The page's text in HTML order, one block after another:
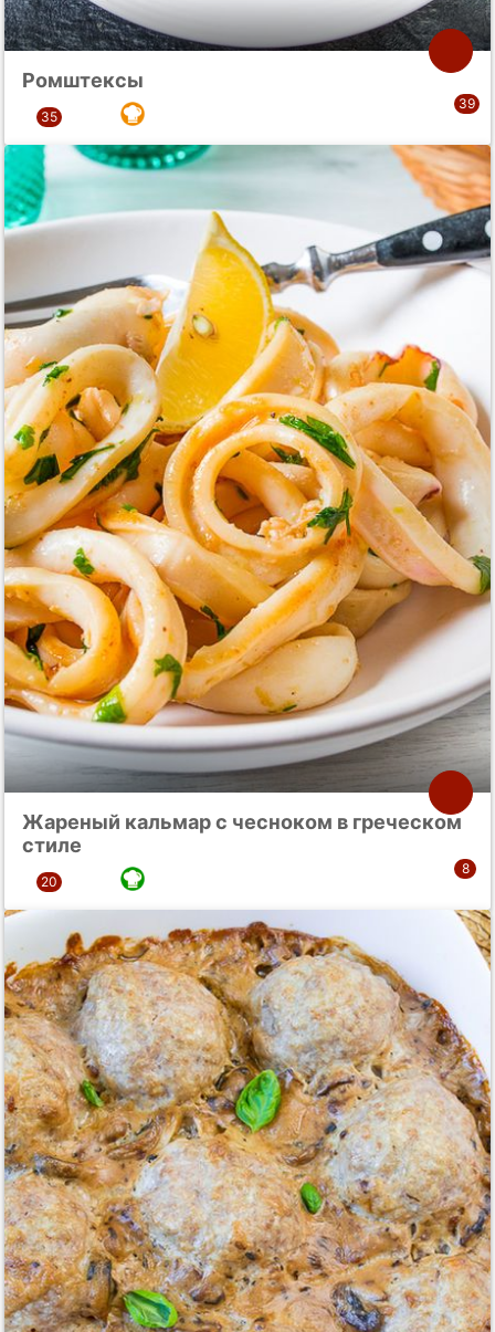
Ромштексы
Жареный кальмар с чесноком в греческом
стиле